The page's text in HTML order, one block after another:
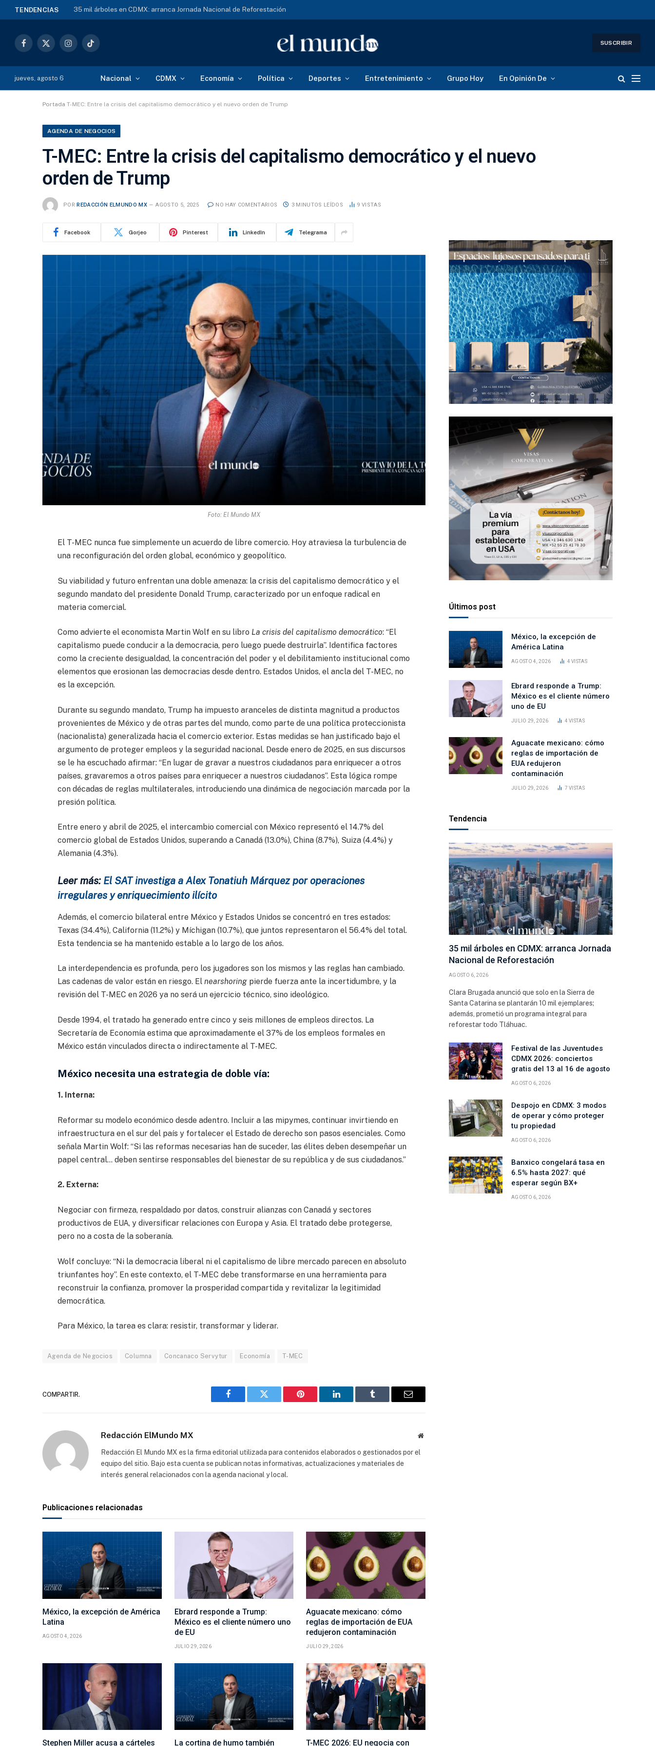
TENDENCIAS 35 mil árboles en CDMX: arranca Jornada Nacional de Reforestación
Facebook
X
InstagramTikTok
SUSCRIBIR
jueves, agosto 6 Nacional CDMX Economía Política Deportes Entretenimiento Grupo Hoy En Opinión De
Portada T-MEC: Entre la crisis del capitalismo democrático y el nuevo orden de Trump
AGENDA DE NEGOCIOS
T-MEC: Entre la crisis del capitalismo democrático y el nuevo
orden de Trump
POR REDACCIÓN ELMUNDO MX AGOSTO 5, 2025 NO HAY COMENTARIOS 3 MINUTOS LEÍDOS 9 VISTAS
Facebook Gorjeo Pinterest LinkedIn Telegrama
Foto: El Mundo MX
El T-MEC nunca fue simplemente un acuerdo de libre comercio. Hoy atraviesa la turbulencia de
una reconfiguración del orden global, económico y geopolítico.
Su viabilidad y futuro enfrentan una doble amenaza: la crisis del capitalismo democrático y el
segundo mandato del presidente Donald Trump, caracterizado por un enfoque radical en
materia comercial.
Como advierte el economista Martin Wolf en su libro La crisis del capitalismo democrático: “El
capitalismo puede conducir a la democracia, pero luego puede destruirla”. Identifica factores
como la creciente desigualdad, la concentración del poder y el debilitamiento institucional como
elementos que erosionan las democracias desde dentro. Estados Unidos, el ancla del T-MEC, no
es la excepción.
Durante su segundo mandato, Trump ha impuesto aranceles de distinta magnitud a productos
provenientes de México y de otras partes del mundo, como parte de una política proteccionista
(nacionalista) generalizada hacia el comercio exterior. Estas medidas se han justificado bajo el
argumento de proteger empleos y la seguridad nacional. Desde enero de 2025, en sus discursos
se le ha escuchado afirmar: “En lugar de gravar a nuestros ciudadanos para enriquecer a otros
países, gravaremos a otros países para enriquecer a nuestros ciudadanos”. Esta lógica rompe
con décadas de reglas multilaterales, introduciendo una dinámica de negociación marcada por la
presión política.
Entre enero y abril de 2025, el intercambio comercial con México representó el 14.7% del
comercio global de Estados Unidos, superando a Canadá (13.0%), China (8.7%), Suiza (4.4%) y
Alemania (4.3%).
Leer más: El SAT investiga a Alex Tonatiuh Márquez por operaciones
irregulares y enriquecimiento ilícito
Además, el comercio bilateral entre México y Estados Unidos se concentró en tres estados:
Texas (34.4%), California (11.2%) y Míchigan (10.7%), que juntos representaron el 56.4% del total.
Esta tendencia se ha mantenido estable a lo largo de los años.
La interdependencia es profunda, pero los jugadores son los mismos y las reglas han cambiado.
Las cadenas de valor están en riesgo. El nearshoringpierde fuerza ante la incertidumbre, y la
revisión del T-MEC en 2026 ya no será un ejercicio técnico, sino ideológico.
Desde 1994, el tratado ha generado entre cinco y seis millones de empleos directos. La
Secretaría de Economía estima que aproximadamente el 37% de los empleos formales en
México están vinculados directa o indirectamente al T-MEC.
México necesita una estrategia de doble vía:
1. Interna:
Reformar su modelo económico desde adentro. Incluir a las mipymes, continuar invirtiendo en
infraestructura en el sur del país y fortalecer el Estado de derecho son pasos esenciales. Como
señala Martin Wolf: “Si las reformas necesarias han de suceder, las élites deben desempeñar un
papel central… deben sentirse responsables del bienestar de su república y de sus ciudadanos.”
2. Externa:
Negociar con firmeza, respaldado por datos, construir alianzas con Canadá y sectores
productivos de EUA, y diversificar relaciones con Europa y Asia. El tratado debe protegerse,
pero no a costa de la soberanía.
Wolf concluye: “Ni la democracia liberal ni el capitalismo de libre mercado parecen en absoluto
triunfantes hoy”. En este contexto, el T-MEC debe transformarse en una herramienta para
reconstruir la confianza, promover la prosperidad compartida y revitalizar la legitimidad
democrática.
Para México, la tarea es clara: resistir, transformar y liderar.
Agenda de Negocios Columna Concanaco Servytur Economía T-MEC
COMPARTIR.
Facebook Gorjeo Pinterest LinkedIn Tumblr
Correo
Redacción ElMundo MX
Sitio
Redacción El Mundo MX es la firma editorial utilizada para contenidos elaborados o gestionados por el
equipo del sitio. Bajo esta cuenta se publican notas informativas, actualizaciones y materiales de
interés general relacionados con la agenda nacional y local.
Publicaciones relacionadas
México, la excepción de América
Latina
AGOSTO 4, 2026
Ebrard responde a Trump:
México es el cliente número uno
de EU
JULIO 29, 2026
Aguacate mexicano: cómo
reglas de importación de EUA
redujeron contaminación
JULIO 29, 2026
Stephen Miller acusa a cárteles La cortina de humo también T-MEC 2026: EU negocia con
Últimos post
México, la excepción de
América Latina
AGOSTO 4, 2026 4VISTAS
Ebrard responde a Trump:
México es el cliente número
uno de EU
JULIO 29, 2026 4VISTAS
Aguacate mexicano: cómo
reglas de importación de
EUA redujeron
contaminación
JULIO 29, 2026 7VISTAS
Tendencia
35 mil árboles en CDMX: arranca Jornada
Nacional de Reforestación
AGOSTO 6, 2026
Clara Brugada anunció que solo en la Sierra de
Santa Catarina se plantarán 10 mil ejemplares;
además, prometió un programa integral para
reforestar todo Tláhuac.
Festival de las Juventudes
CDMX 2026: conciertos
gratis del 13 al 16 de agosto
AGOSTO 6, 2026
Despojo en CDMX: 3 modos
de operar y cómo proteger
tu propiedad
AGOSTO 6, 2026
Banxico congelará tasa en
6.5% hasta 2027: qué
esperar según BX+
AGOSTO 6, 2026